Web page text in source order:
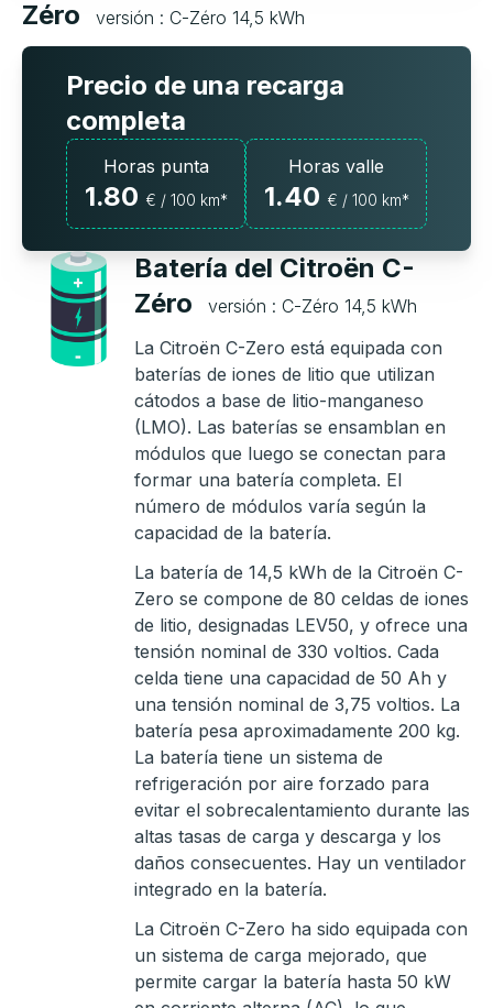
Zéro versión : C-Zéro 14,5 kWh
Precio de una recarga
completa
Horas punta
1.80 € / 100 km*
Horas valle
1.40 € / 100 km*
Batería del Citroën C-
Zéro
versión : C-Zéro 14,5 kWh
La Citroën C-Zero está equipada con
baterías de iones de litio que utilizan
cátodos a base de litio-manganeso
(LMO). Las baterías se ensamblan en
módulos que luego se conectan para
formar una batería completa. El
número de módulos varía según la
capacidad de la batería.
La batería de 14,5 kWh de la Citroën C-
Zero se compone de 80 celdas de iones
de litio, designadas LEV50, y ofrece una
tensión nominal de 330 voltios. Cada
celda tiene una capacidad de 50 Ah y
una tensión nominal de 3,75 voltios. La
batería pesa aproximadamente 200 kg.
La batería tiene un sistema de
refrigeración por aire forzado para
evitar el sobrecalentamiento durante las
altas tasas de carga y descarga y los
daños consecuentes. Hay un ventilador
integrado en la batería.
La Citroën C-Zero ha sido equipada con
un sistema de carga mejorado, que
permite cargar la batería hasta 50 kW